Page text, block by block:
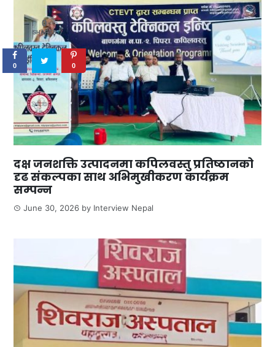
दक्ष जनशक्ति उत्पादनमा कपिलवस्तु प्रतिष्ठानको
दृढ संकल्पका साथ अभिमुखीकरण कार्यक्रम
सम्पन्न
June 30, 2026 by Interview Nepal
0
SHARES
0 0